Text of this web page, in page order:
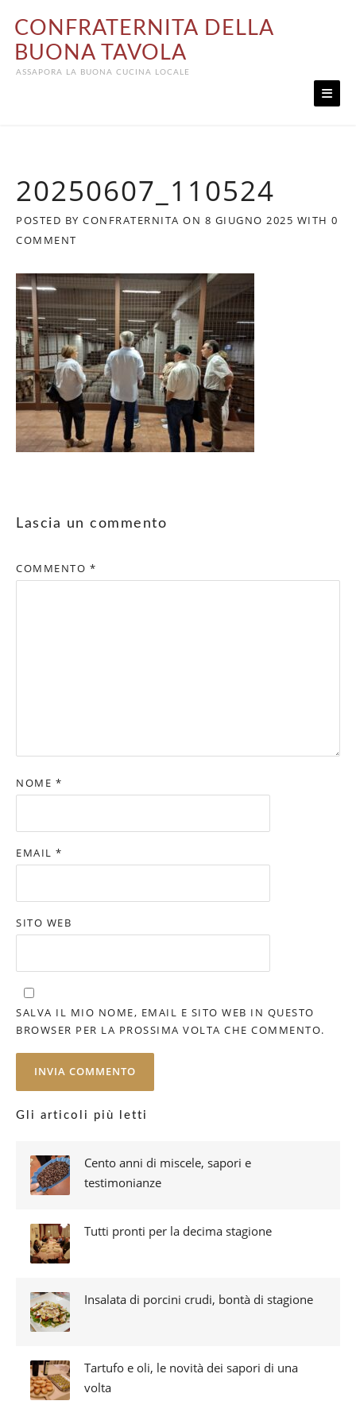
content
CONFRATERNITA DELLA
BUONA TAVOLA
ASSAPORA LA BUONA CUCINA LOCALE
20250607_110524
POSTED BY CONFRATERNITA ON 8 GIUGNO 2025 WITH 0
COMMENT
Lascia un commento
COMMENTO *
NOME *
EMAIL *
SITO WEB
SALVA IL MIO NOME, EMAIL E SITO WEB IN QUESTO
BROWSER PER LA PROSSIMA VOLTA CHE COMMENTO.
Gli articoli più letti
Cento anni di miscele, sapori e
testimonianze
Tutti pronti per la decima stagione
Insalata di porcini crudi, bontà di stagione
Tartufo e oli, le novità dei sapori di una
volta